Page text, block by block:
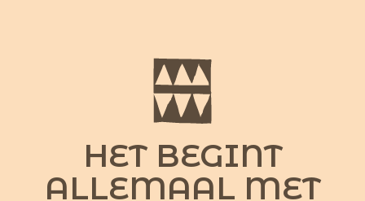
HET BEGINT
ALLEMAAL MET